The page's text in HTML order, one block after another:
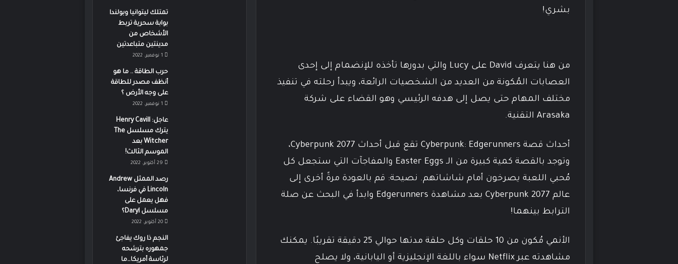
بشري!
من هنا يتعرف David على Lucy والتي بدورها تأخذه للإنضمام إلى إحدى
العصابات المُكونة من العديد من الشخصيات الرائعة، ويبدأ رحلته في تنفيذ
مختلف المهام حتى يصل إلى هدفه الرئيسي وهو القضاء على شركة
Arasaka التقنية.
أحداث قصة Cyberpunk: Edgerunners تقع قبل أحداث Cyberpunk 2077،
وتوجد بالقصة كمية كبيرة من الـ Easter Eggs والمفاجآت التي ستجعل كل
مُحبي اللعبة يصرخون أمام شاشاتهم. نصيحة: قم بالعودة مرةً أخرى إلى
عالم Cyberpunk 2077 بعد مشاهدة Edgerunners وابدأ في البحث عن صلة
الترابط بينهما!
الأنمي مُكون من 10 حلقات وكل حلقة مدتها حوالي 25 دقيقة تقريبًا. يمكنك
مشاهدته عبر Netflix سواء باللغة الإنجليزية أو اليابانية، ولا يصلح
تمتلك ليتوانيا وبولندا
بوابة سحرية تربط
الأشخاص من
مدينتين متباعدتين
1 نوفمبر، 2022
حرب الطاقة .. ما هو
أنظف مصدر للطاقة
على وجه الأرض ؟
1 نوفمبر، 2022
عاجل: Henry Cavill
يترك مسلسل The
Witcher بعد
الموسم الثالث!
29 أكتوبر، 2022
رصد الممثل Andrew
Lincoln في فرنسا،
فهل يعمل على
مسلسل Daryl؟
20 أكتوبر، 2022
النجم ذا روك يفاجئ
جمهوره بترشحه
لرئاسة أمريكا…ما